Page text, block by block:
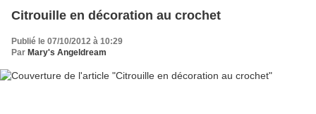
Citrouille en décoration au crochet
Publié le 07/10/2012 à 10:29
Par Mary's Angeldream